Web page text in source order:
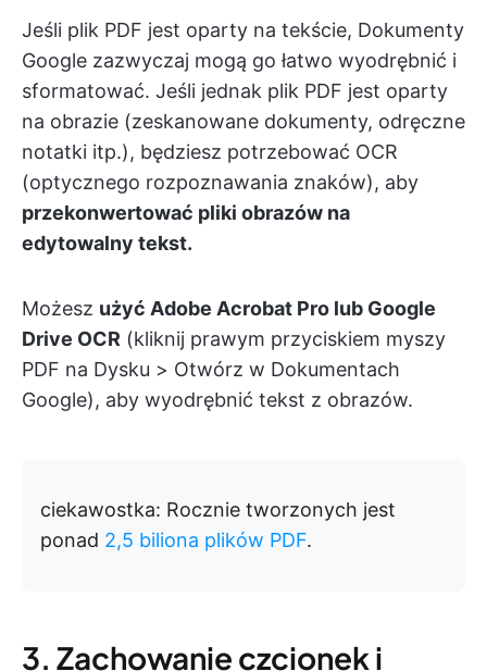
Jeśli plik PDF jest oparty na tekście, Dokumenty
Google zazwyczaj mogą go łatwo wyodrębnić i
sformatować. Jeśli jednak plik PDF jest oparty
na obrazie (zeskanowane dokumenty, odręczne
notatki itp.), będziesz potrzebować OCR
(optycznego rozpoznawania znaków), aby
przekonwertować pliki obrazów na
edytowalny tekst.
Możesz użyć Adobe Acrobat Pro lub Google
Drive OCR (kliknij prawym przyciskiem myszy
PDF na Dysku > Otwórz w Dokumentach
Google), aby wyodrębnić tekst z obrazów.
ciekawostka: Rocznie tworzonych jest
ponad 2,5 biliona plików PDF.
3. Zachowanie czcionek i